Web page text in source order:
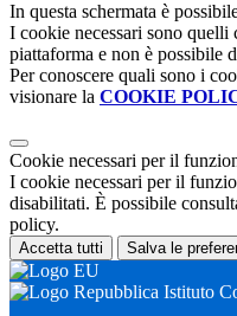
In questa schermata è
I cookie necessari sono
piattaforma e non è possibile
Per conoscere quali sono i
visionare la COOKIE
Cookie necessari per il
I cookie necessari per il
disabilitati. È possibile
policy.
Accetta tutti Salva le
Istituto